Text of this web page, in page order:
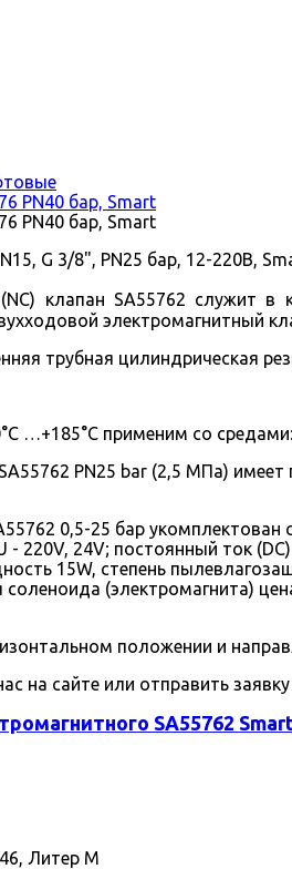
PN40 бар, Smart
PN40 бар, Smart
G 3/8", PN25 бар, 12-220В,
клапан SA55762 служит в
электромагнитный
трубная цилиндрическая
…+185°С применим со
PN25 bar (2,5 МПа)
0,5-25 бар укомплектован
220V, 24V; постоянный ток
15W, степень
(электромагнита)
положении и
на сайте или отправить
SA55762
Литер М